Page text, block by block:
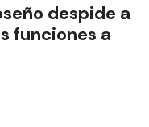
despide a
funciones a